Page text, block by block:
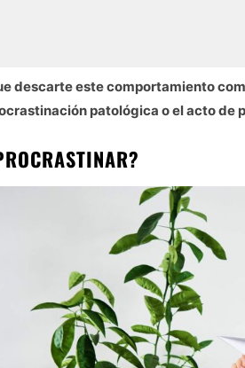
descarte este comportamiento
patológica o el acto de